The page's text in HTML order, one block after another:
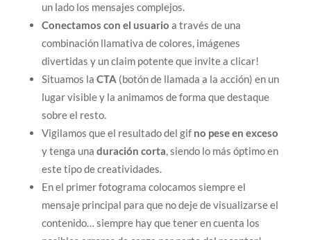
un lado los mensajes complejos.
Conectamos con el usuario a través de una
combinación llamativa de colores, imágenes
divertidas y un claim potente que invite a clicar!
Situamos la CTA (botón de llamada a la acción) en un
lugar visible y la animamos de forma que destaque
sobre el resto.
Vigilamos que el resultado del gif no pese en exceso
y tenga una duración corta, siendo lo más óptimo en
este tipo de creatividades.
En el primer fotograma colocamos siempre el
mensaje principal para que no deje de visualizarse el
contenido… siempre hay que tener en cuenta los